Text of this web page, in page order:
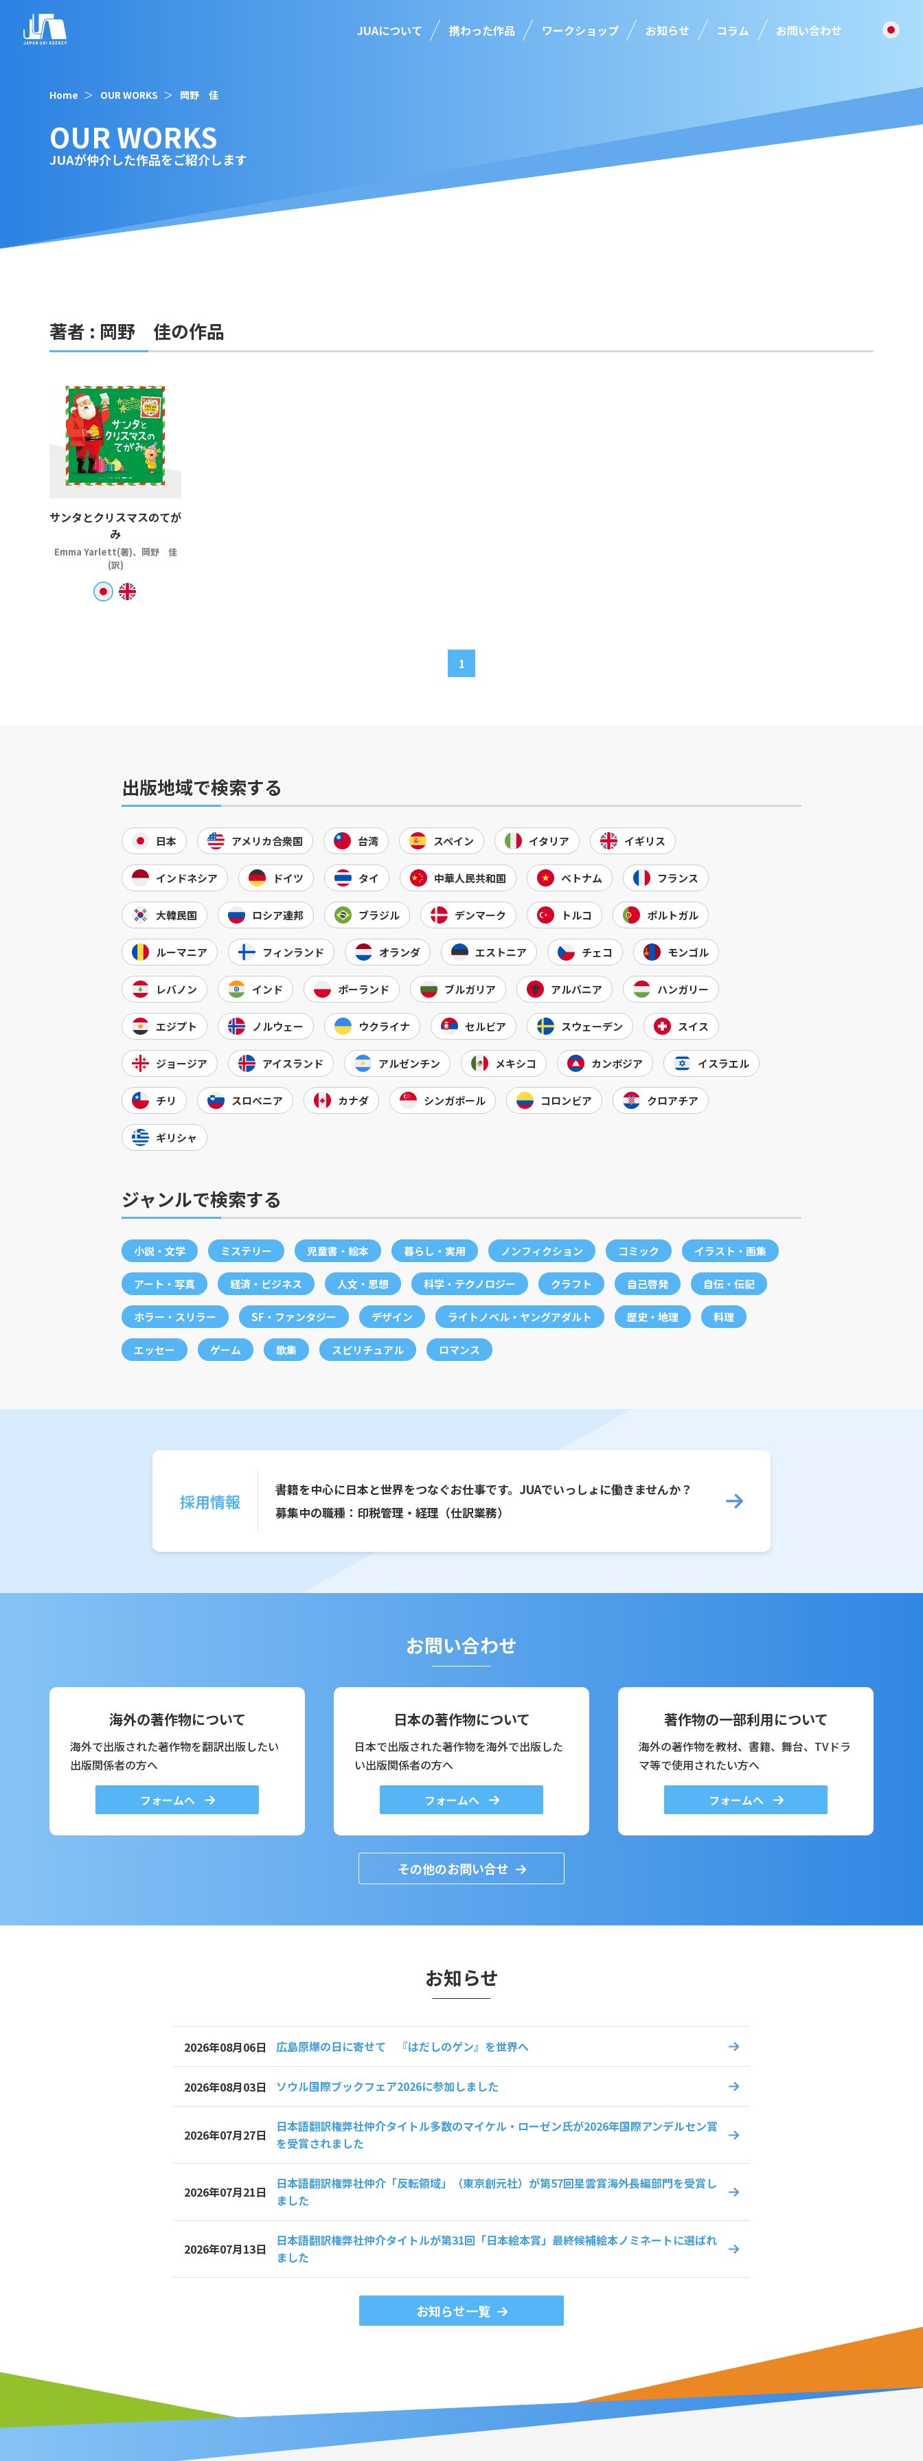
JUAについて 携わった作品 ワークショップ お知らせ コラム お問い合わせ
Home OUR WORKS 岡野 佳
OUR WORKS
JUAが仲介した作品をご紹介します
著者 : 岡野 佳の作品
サンタとクリスマスのてが
み
Emma Yarlett(著)、岡野 佳
(訳)
1
出版地域で検索する
日本 アメリカ合衆国 台湾 スペイン イタリア イギリス
インドネシア ドイツ タイ 中華人民共和国 ベトナム フランス
大韓民国 ロシア連邦 ブラジル デンマーク トルコ ポルトガル
ルーマニア フィンランド オランダ エストニア チェコ モンゴル
レバノン インド ポーランド ブルガリア アルバニア ハンガリー
エジプト ノルウェー ウクライナ セルビア スウェーデン スイス
ジョージア アイスランド アルゼンチン メキシコ カンボジア イスラエル
チリ スロベニア カナダ シンガポール コロンビア クロアチア
ギリシャ
ジャンルで検索する
小説・文学 ミステリー 児童書・絵本 暮らし・実用 ノンフィクション コミック イラスト・画集
アート・写真 経済・ビジネス 人文・思想 科学・テクノロジー クラフト 自己啓発 自伝・伝記
ホラー・スリラー SF・ファンタジー デザイン ライトノベル・ヤングアダルト 歴史・地理 料理
エッセー ゲーム 歌集 スピリチュアル ロマンス
採用情報
書籍を中心に日本と世界をつなぐお仕事です。JUAでいっしょに働きませんか？
募集中の職種：印税管理・経理（仕訳業務）
お問い合わせ
海外の著作物について
海外で出版された著作物を翻訳出版したい
出版関係者の方へ
フォームへ
日本の著作物について
日本で出版された著作物を海外で出版した
い出版関係者の方へ
フォームへ
著作物の一部利用について
海外の著作物を教材、書籍、舞台、TVドラ
マ等で使用されたい方へ
フォームへ
その他のお問い合せ
お知らせ
2026年08月06日 広島原爆の日に寄せて 『はだしのゲン』を世界へ
2026年08月03日 ソウル国際ブックフェア2026に参加しました
2026年07月27日
日本語翻訳権弊社仲介タイトル多数のマイケル・ローゼン氏が2026年国際アンデルセン賞
を受賞されました
2026年07月21日
日本語翻訳権弊社仲介「反転領域」（東京創元社）が第57回星雲賞海外長編部門を受賞し
ました
2026年07月13日
日本語翻訳権弊社仲介タイトルが第31回「日本絵本賞」最終候補絵本ノミネートに選ばれ
ました
お知らせ一覧